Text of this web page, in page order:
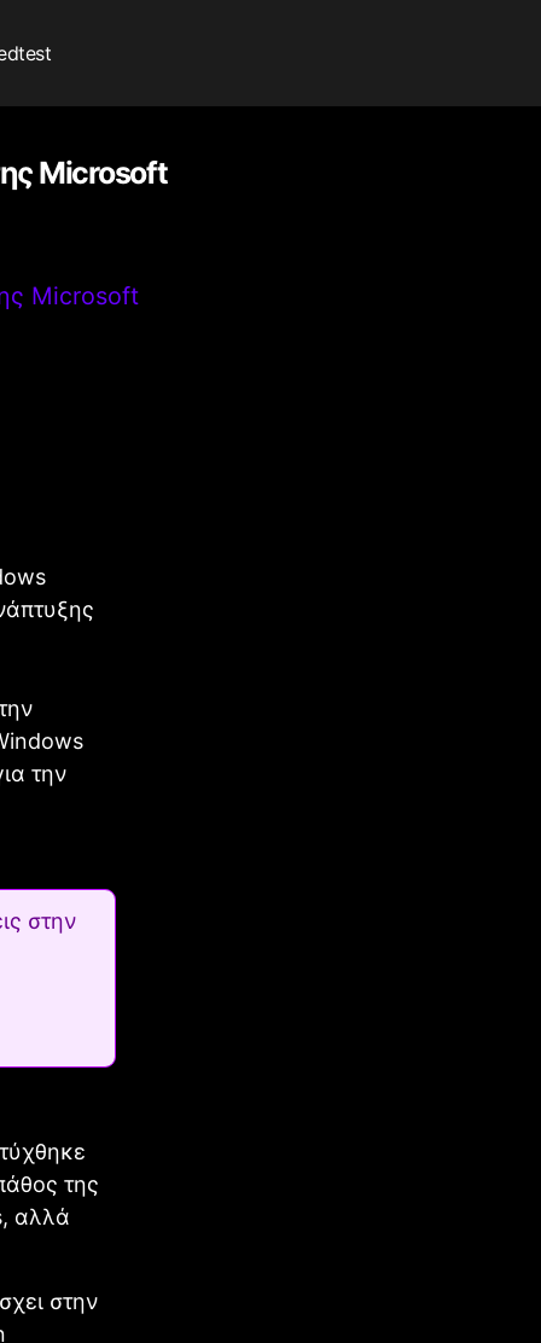
Microsoft
Microsoft
την
στην
της
αλλά
στην